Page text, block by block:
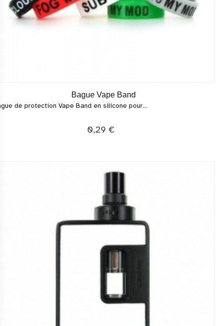
Bague Vape Band
de protection Vape Band en silicone pour...
0,29 €